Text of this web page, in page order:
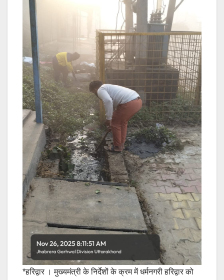
*हरिद्वार । मुख्यमंत्री के निर्देशों के क्रम में धर्मनगरी हरिद्वार को